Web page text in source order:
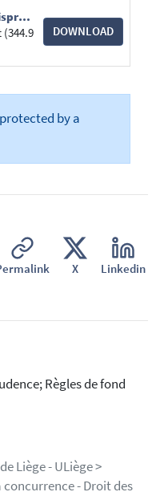
Chronique de jurisprudence européenne Aides d'Etat (2008-2010) 2012 n°2 - J Derenne & M Dony.pdf
DOWNLOAD
by a
X Linkedin
Règles de fond
Liège - ULiège >
- Droit des